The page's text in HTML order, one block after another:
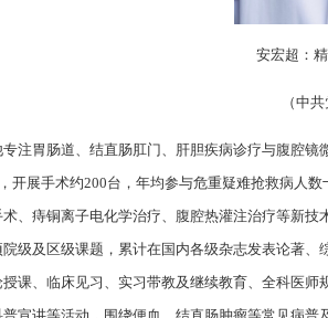
安宏超：
（中
注胃肠道、结直肠肛门、肝胆疾病诊疗与腹腔
开展手术约200台，年均参与危重疑难抢救病人
、痔铜离子电化学治疗、腹腔热灌注治疗等新
级及区级课题，累计在国内各级杂志发表论著
课、临床见习、实习带教及继续教育、全科医